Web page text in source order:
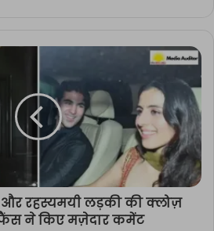
रहस्यमयी लड़की की क्लोज़
फैंस ने किए मज़ेदार कमेंट